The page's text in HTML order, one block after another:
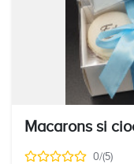
Macarons si
0/(5)